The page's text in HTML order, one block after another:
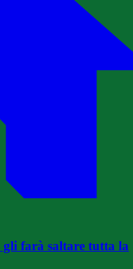
farà saltare tutta la